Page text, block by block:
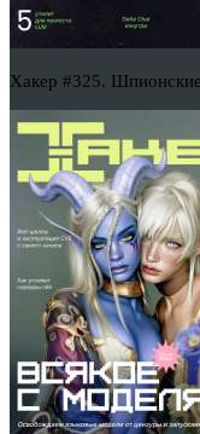
Хакер #325.